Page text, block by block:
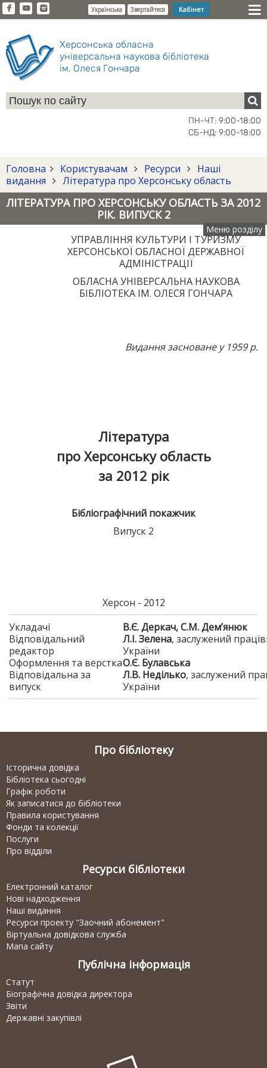
Українська Звертайтеся Кабінет
Херсонська обласна
універсальна наукова бібліотека
ім. Олеся Гончара
ПН-ЧТ: 9:00-18:00
СБ-НД: 9:00-18:00
Головна Користувачам Ресурси
Наші
видання
Література про Херсонську область
ЛІТЕРАТУРА ПРО ХЕРСОНСЬКУ ОБЛАСТЬ ЗА 2012
РІК. ВИПУСК 2
Меню розділу
УПРАВЛІННЯ КУЛЬТУРИ І ТУРИЗМУ
ХЕРСОНСЬКОЇ ОБЛАСНОЇ ДЕРЖАВНОЇ
АДМІНІСТРАЦІЇ
ОБЛАСНА УНІВЕРСАЛЬНА НАУКОВА
БІБЛІОТЕКА ІМ. ОЛЕСЯ ГОНЧАРА
Видання засноване у 1959 р.
Література
про Херсонську область
за 2012 рік
Бібліографічний покажчик
Випуск 2
Херсон - 2012
Укладачі
В.Є. Деркач, С.М. Дем’янюк
Відповідальний
редактор
Л.І. Зелена, заслужений
України
Оформлення та версткаО.Є. Булавська
Відповідальна за
випуск
Л.В. Неділько, заслужений
України
Про бібліотеку
Історична довідка
Бібліотека сьогодні
Графік роботи
Як записатися до бібліотеки
Правила користування
Фонди та колекції
Послуги
Про відділи
Ресурси бібліотеки
Електронний каталог
Нові надходження
Наші видання
Ресурси проекту "Заочний абонемент"
Віртуальна довідкова служба
Мапа сайту
Публічна інформація
Статут
Біографічна довідка директора
Звіти
Державні закупівлі